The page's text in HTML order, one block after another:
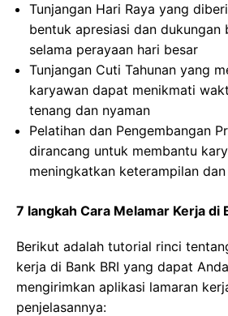
Tunjangan Hari Raya yang
bentuk apresiasi dan dukungan
selama perayaan hari besar
Tunjangan Cuti Tahunan yang
karyawan dapat menikmati
tenang dan nyaman
Pelatihan dan Pengembangan
dirancang untuk membantu
meningkatkan keterampilan
7 langkah Cara Melamar Kerja di
Berikut adalah tutorial rinci
kerja di Bank BRI yang dapat
mengirimkan aplikasi lamaran
penjelasannya: